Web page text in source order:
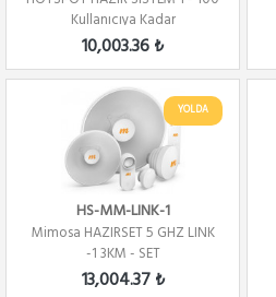
Kullanıcıya Kadar
10,003.36 ₺
YOLDA
HS-MM-LINK-1
Mimosa HAZIRSET 5 GHZ LINK
-1 3KM - SET
13,004.37 ₺